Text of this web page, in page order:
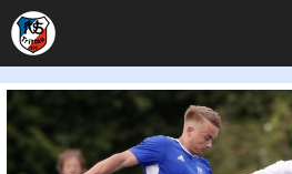
Zum
Inhalt
springen